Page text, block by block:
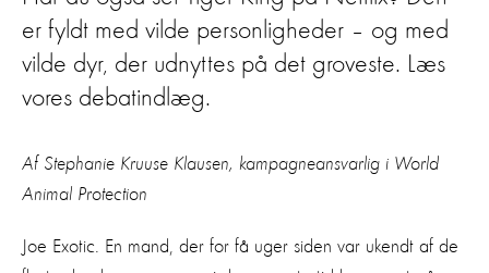
er fyldt med vilde personligheder – og med
vilde dyr, der udnyttes på det groveste. Læs
vores debatindlæg.
Af Stephanie Kruuse Klausen, kampagneansvarlig i World
Animal Protection
Joe Exotic. En mand, der for få uger siden var ukendt af de